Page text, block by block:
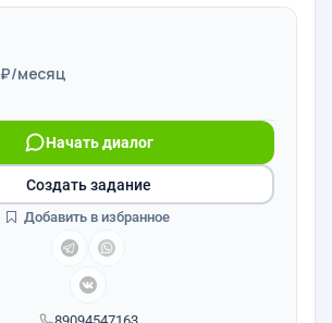
₽/месяц
Начать диалог
Создать задание
Добавить в избранное